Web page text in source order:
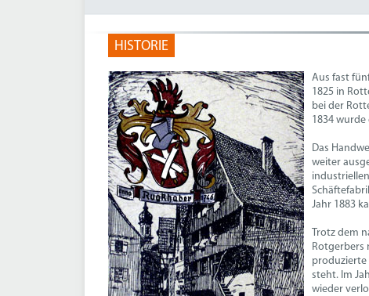
HISTORIE
Aus fast
1825 in
bei der
1834
Das
weiter
Jahr 1883
Trotz dem
Rotgerbers
produzierte
steht. Im
wieder